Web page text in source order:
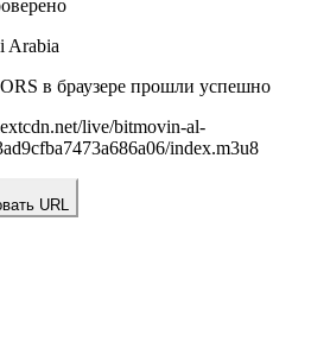
Arabia
в браузере прошли успешно
live/bitmovin-al-
index.m3u8
URL